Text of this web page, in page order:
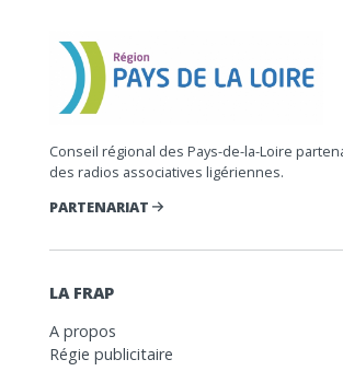
Conseil régional des Pays-de-la-Loire
des radios associatives ligériennes.
PARTENARIAT
LA FRAP
A propos
Régie publicitaire